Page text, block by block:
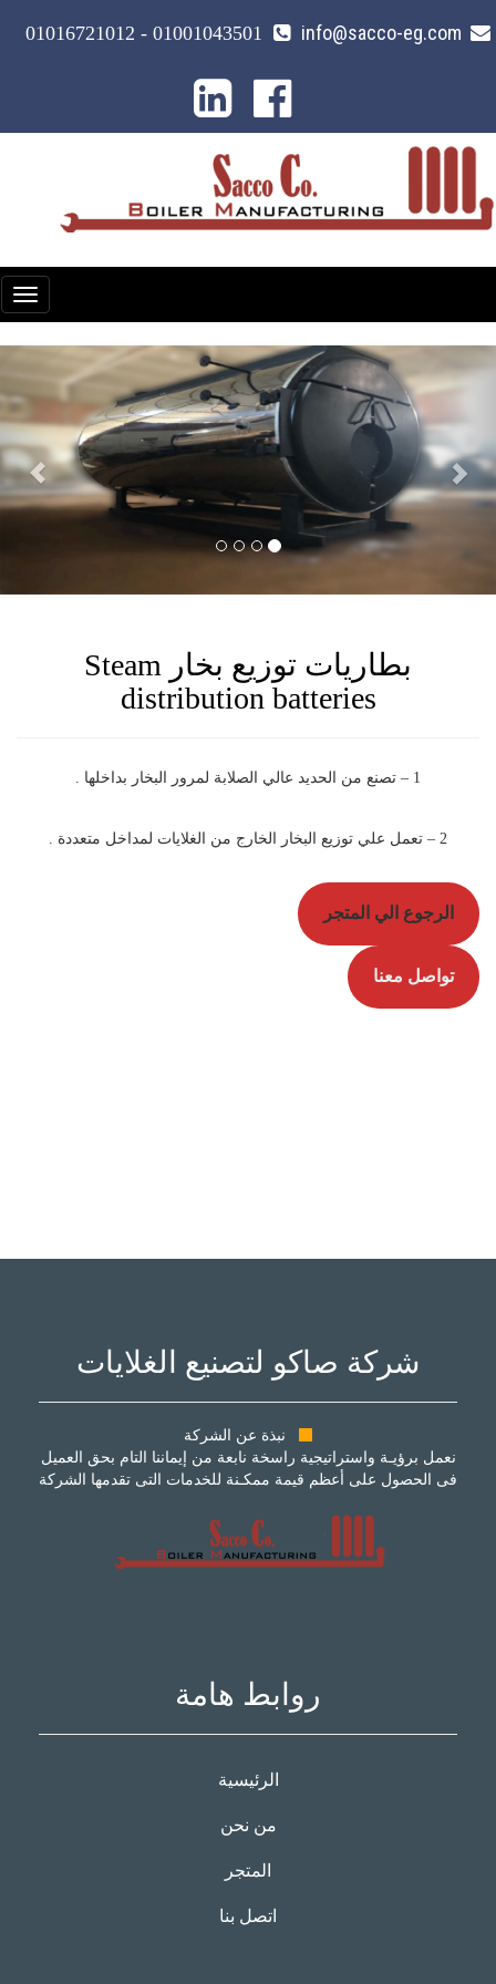
Previous
بطاريات توزيع بخار Steam
distribution batteries
1 – تصنع من الحديد عالي الصلابة لمرور البخار بداخلها .
2 – تعمل علي توزيع البخار الخارج من الغلايات لمداخل متعددة .
الرجوع الي المتجر
تواصل معنا
شركة صاكو لتصنيع الغلايات
نبذة عن الشركة
نعمل برؤيـة واستراتيجية راسخة نابعة من إيماننا التام بحق العميل
فى الحصول على أعظم قيمة ممكـنة للخدمات التى تقدمها الشركة
روابط هامة
الرئيسية
من نحن
المتجر
اتصل بنا